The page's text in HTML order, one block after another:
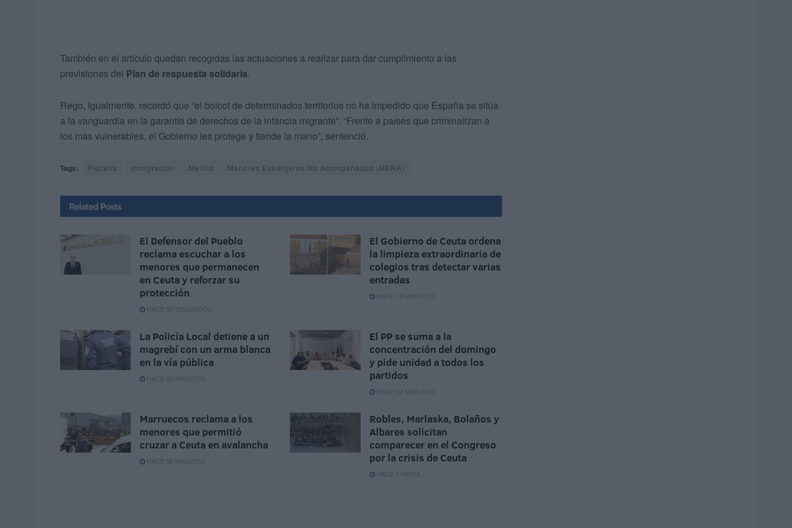
También en el artículo quedan recogidas las actuaciones a realizar para dar cumplimiento a las
previsiones del Plan de respuesta solidaria.
Rego, igualmente, recordó que “el boicot de determinados territorios no ha impedido que España se sitúa
a la vanguardia en la garantía de derechos de la infancia migrante”. “Frente a países que criminalizan a
los más vulnerables, el Gobierno les protege y tiende la mano”, sentenció.
Tags: Fiscalía Inmigración Melilla Menores Extranjeros No Acompañados (MENA)
Related Posts
El Defensor del Pueblo
reclama escuchar a los
menores que permanecen
en Ceuta y reforzar su
protección
HACE 50 SEGUNDOS
El Gobierno de Ceuta ordena
la limpieza extraordinaria de
colegios tras detectar varias
entradas
HACE 15 MINUTOS
La Policía Local detiene a un
magrebí con un arma blanca
en la vía pública
HACE 20 MINUTOS
El PP se suma a la
concentración del domingo
y pide unidad a todos los
partidos
HACE 34 MINUTOS
Marruecos reclama a los
menores que permitió
cruzar a Ceuta en avalancha
HACE 56 MINUTOS
Robles, Marlaska, Bolaños y
Albares solicitan
comparecer en el Congreso
por la crisis de Ceuta
HACE 1 HORA